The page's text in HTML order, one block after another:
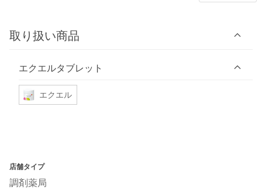
取り扱い商品
エクエルタブレット
エクエル
店舗タイプ
調剤薬局